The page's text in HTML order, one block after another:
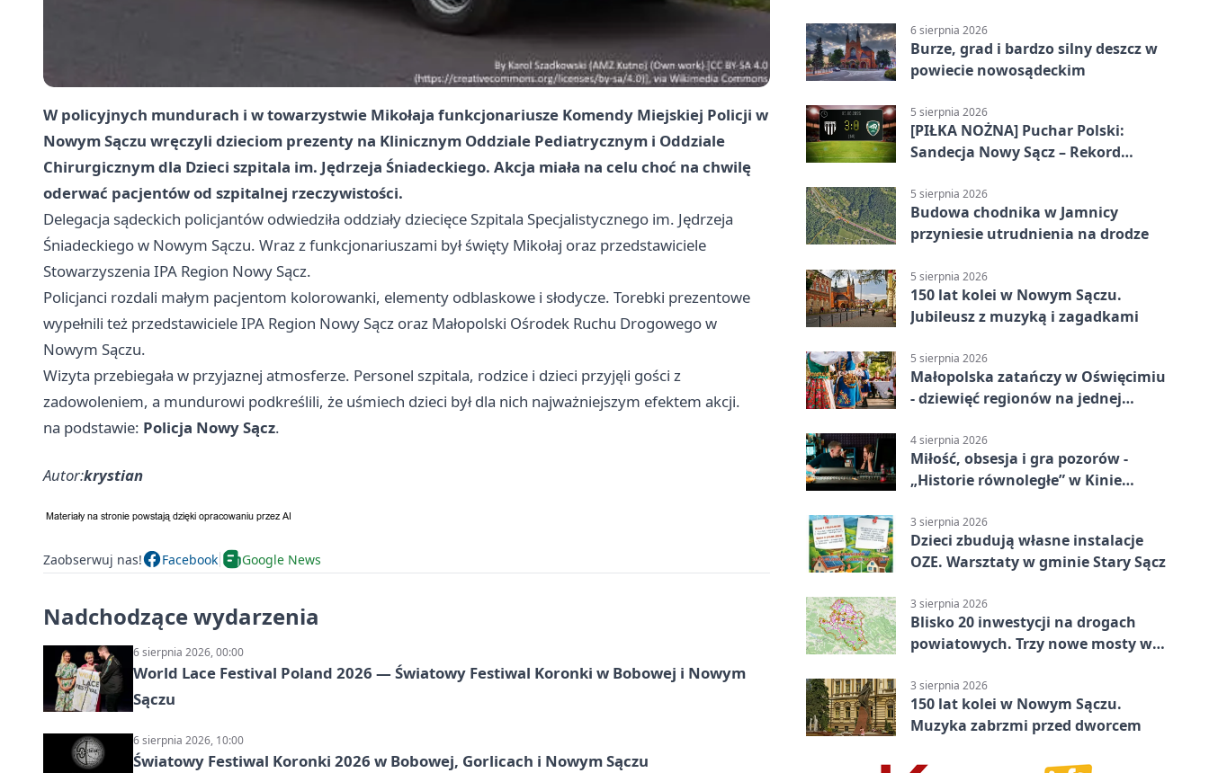
W policyjnych mundurach i w towarzystwie Mikołaja funkcjonariusze Komendy Miejskiej Policji w
Nowym Sączu wręczyli dzieciom prezenty na Klinicznym Oddziale Pediatrycznym i Oddziale
Chirurgicznym dla Dzieci szpitala im. Jędrzeja Śniadeckiego. Akcja miała na celu choć na chwilę
oderwać pacjentów od szpitalnej rzeczywistości.
Delegacja sądeckich policjantów odwiedziła oddziały dziecięce Szpitala Specjalistycznego im. Jędrzeja
Śniadeckiego w Nowym Sączu. Wraz z funkcjonariuszami był święty Mikołaj oraz przedstawiciele
Stowarzyszenia IPA Region Nowy Sącz.
Policjanci rozdali małym pacjentom kolorowanki, elementy odblaskowe i słodycze. Torebki prezentowe
wypełnili też przedstawiciele IPA Region Nowy Sącz oraz Małopolski Ośrodek Ruchu Drogowego w
Nowym Sączu.
Wizyta przebiegała w przyjaznej atmosferze. Personel szpitala, rodzice i dzieci przyjęli gości z
zadowoleniem, a mundurowi podkreślili, że uśmiech dzieci był dla nich najważniejszym efektem akcji.
na podstawie: Policja Nowy Sącz.
Autor:krystian
Zaobserwuj nas! Facebook Google News
Nadchodzące wydarzenia
6 sierpnia 2026, 00:00
World Lace Festival Poland 2026 — Światowy Festiwal Koronki w Bobowej i Nowym
Sączu
6 sierpnia 2026, 10:00
Światowy Festiwal Koronki 2026 w Bobowej, Gorlicach i Nowym Sączu
6 sierpnia 2026
Burze, grad i bardzo silny deszcz w
powiecie nowosądeckim
5 sierpnia 2026
[PIŁKA NOŻNA] Puchar Polski:
Sandecja Nowy Sącz – Rekord
5 sierpnia 2026
Budowa chodnika w Jamnicy
przyniesie utrudnienia na drodze
5 sierpnia 2026
150 lat kolei w Nowym Sączu.
Jubileusz z muzyką i zagadkami
5 sierpnia 2026
Małopolska zatańczy w Oświęcimiu
- dziewięć regionów na jednej
4 sierpnia 2026
Miłość, obsesja i gra pozorów -
„Historie równoległe” w Kinie
3 sierpnia 2026
Dzieci zbudują własne instalacje
OZE. Warsztaty w gminie Stary Sącz
3 sierpnia 2026
Blisko 20 inwestycji na drogach
powiatowych. Trzy nowe mosty w
3 sierpnia 2026
150 lat kolei w Nowym Sączu.
Muzyka zabrzmi przed dworcem